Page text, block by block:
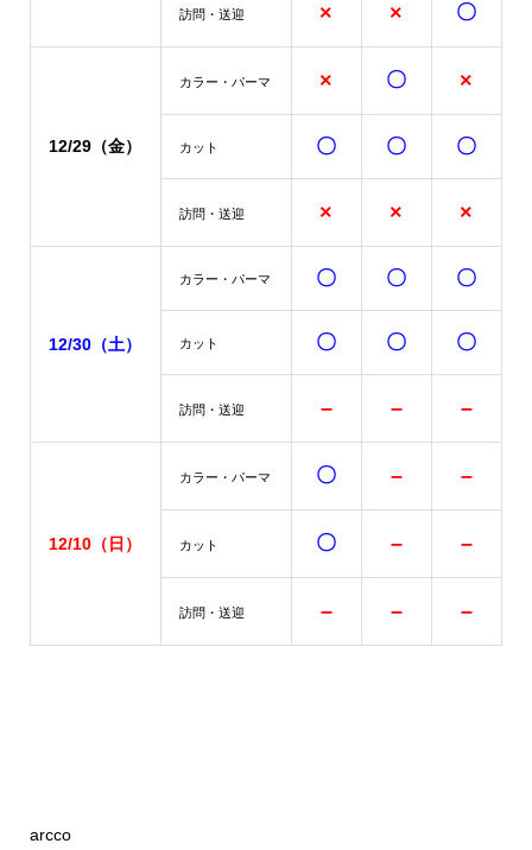
訪問・送迎 × × 〇
12/29（金）
カラー・パーマ × 〇 ×
カット 〇 〇 〇
訪問・送迎 × × ×
12/30（土）
カラー・パーマ 〇 〇 〇
カット 〇 〇 〇
訪問・送迎 – – –
12/10（日）
カラー・パーマ 〇 – –
カット 〇 – –
訪問・送迎 – – –
arcco